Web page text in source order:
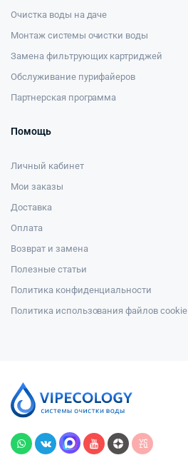
Очистка воды на даче
Монтаж системы очистки воды
Замена фильтрующих картриджей
Обслуживание пурифайеров
Партнерская программа
Помощь
Личный кабинет
Мои заказы
Доставка
Оплата
Возврат и замена
Полезные статьи
Политика конфиденциальности
Политика использования файлов cookie